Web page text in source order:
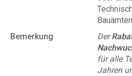
Bemerkung
Der
für alle
Jahren